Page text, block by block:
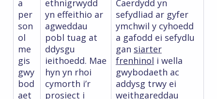
a
per
son
ol
me
gis
gwy
bod
aet
ethnigrwydd
yn effeithio ar
agweddau
pobl tuag at
ddysgu
ieithoedd. Mae
hyn yn rhoi
cymorth i’r
prosiect i
Caerdydd yn
sefydliad ar gyfer
ymchwil y cyhoedd
a gafodd ei sefydlu
gan siarter
frenhinol i wella
gwybodaeth ac
addysg trwy ei
weithgareddau